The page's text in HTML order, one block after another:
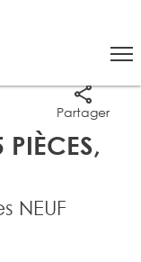
PIÈCES,
Partager
NEUF